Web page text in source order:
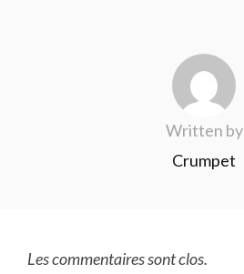
Written by
Crumpet
Les commentaires sont clos.